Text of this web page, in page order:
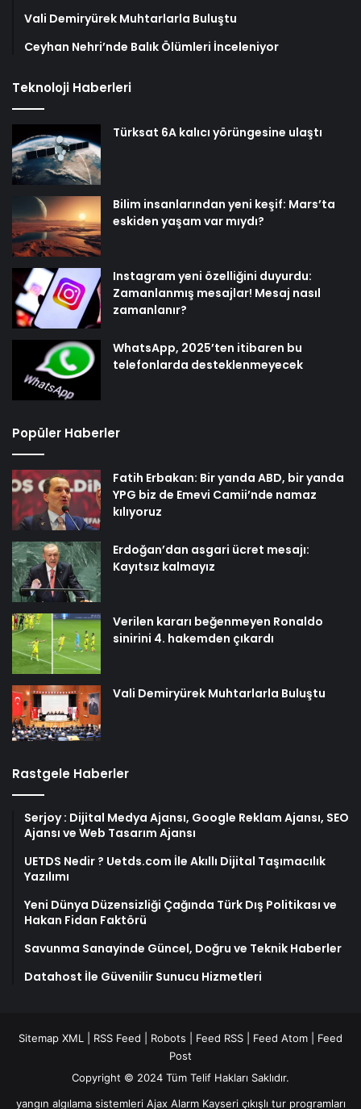
Vali Demiryürek Muhtarlarla Buluştu
Ceyhan Nehri’nde Balık Ölümleri İnceleniyor
Teknoloji Haberleri
Türksat 6A kalıcı yörüngesine ulaştı
Bilim insanlarından yeni keşif: Mars’ta
eskiden yaşam var mıydı?
Instagram yeni özelliğini duyurdu:
Zamanlanmış mesajlar! Mesaj nasıl
zamanlanır?
WhatsApp, 2025’ten itibaren bu
telefonlarda desteklenmeyecek
Popüler Haberler
Fatih Erbakan: Bir yanda ABD, bir yanda
YPG biz de Emevi Camii’nde namaz
kılıyoruz
Erdoğan’dan asgari ücret mesajı:
Kayıtsız kalmayız
Verilen kararı beğenmeyen Ronaldo
sinirini 4. hakemden çıkardı
Vali Demiryürek Muhtarlarla Buluştu
Rastgele Haberler
Serjoy : Dijital Medya Ajansı, Google Reklam Ajansı, SEO
Ajansı ve Web Tasarım Ajansı
UETDS Nedir ? Uetds.com İle Akıllı Dijital Taşımacılık
Yazılımı
Yeni Dünya Düzensizliği Çağında Türk Dış Politikası ve
Hakan Fidan Faktörü
Savunma Sanayinde Güncel, Doğru ve Teknik Haberler
Datahost İle Güvenilir Sunucu Hizmetleri
Sitemap XML RSS Feed Robots Feed RSS Feed Atom
Feed
Post
Copyright © 2024 Tüm Telif Hakları Saklıdır.
yangın algılama sistemleri Ajax Alarm Kayseri çıkışlı tur programları